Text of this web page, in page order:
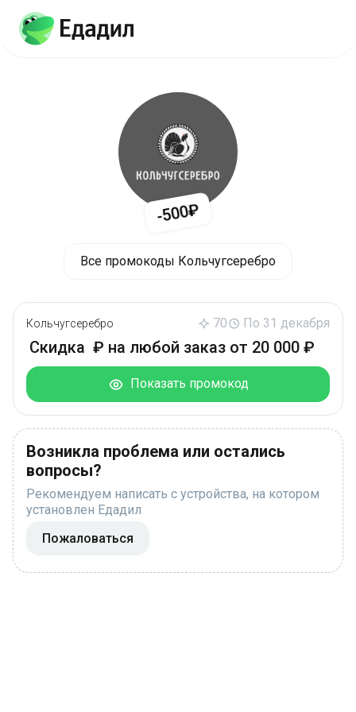
-500₽
Все промокоды Кольчугсеребро
Кольчугсеребро 70 По 31 декабря
Скидка ₽ на любой заказ от 20 000 ₽
Показать промокод
Возникла проблема или остались
вопросы?
Рекомендуем написать с устройства, на котором
установлен Едадил
Пожаловаться